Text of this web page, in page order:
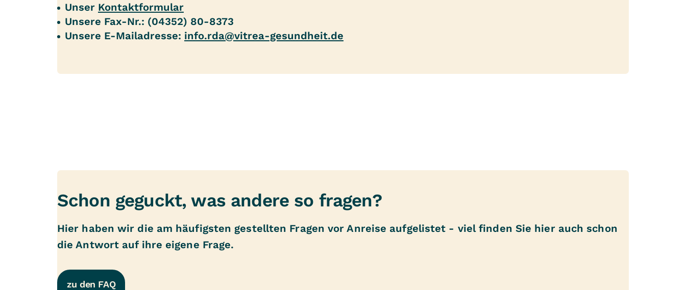
Unser Kontaktformular
Unsere Fax-Nr.: (04352) 80-8373
Unsere E-Mailadresse: info.rda@vitrea-gesundheit.de
Schon geguckt, was andere so fragen?
Hier haben wir die am häufigsten gestellten Fragen vor Anreise aufgelistet - viel finden Sie hier auch schon
die Antwort auf ihre eigene Frage.
zu den FAQ